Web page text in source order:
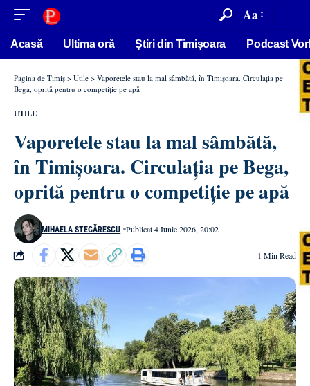
conținut Aa
Acasă Ultima oră Știri din Timișoara Podcast
Pagina de Timiș > Utile > Vaporetele stau la mal sâmbătă, în Timișoara. Circulația pe
Bega, oprită pentru o competiție pe apă
UTILE
Vaporetele stau la mal sâmbătă,
în Timișoara. Circulația pe Bega,
oprită pentru o competiție pe apă
MIHAELA STEGĂRESCU Publicat 4 Iunie 2026, 20:02
1 Min Read